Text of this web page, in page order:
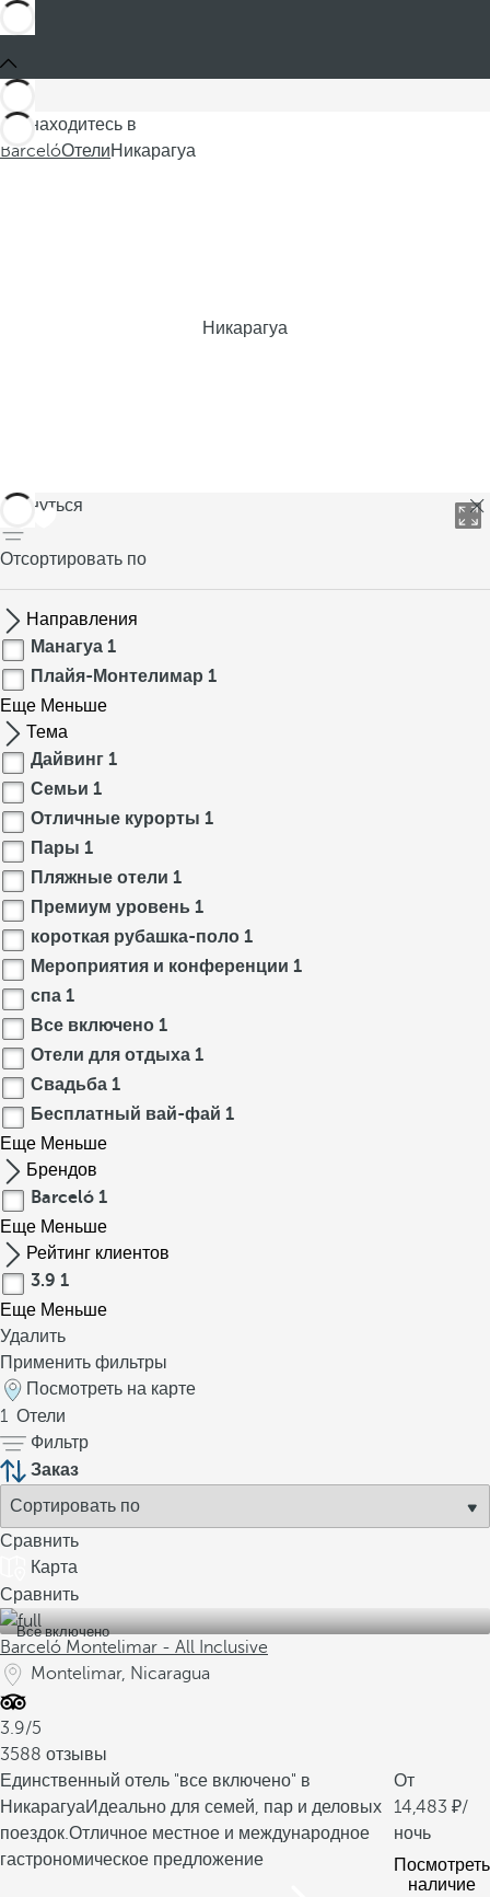
Вы находитесь в
BarcelóОтелиНикарагуа
Никарагуа
вернуться
Отсортировать по
Направления
Манагуа 1
Плайя-Монтелимар 1
Еще Меньше
Тема
Дайвинг 1
Семьи 1
Отличные курорты 1
Пары 1
Пляжные отели 1
Премиум уровень 1
короткая рубашка-поло 1
Мероприятия и конференции 1
спа 1
Все включено 1
Отели для отдыха 1
Свадьба 1
Бесплатный вай-фай 1
Еще Меньше
Брендов
Barceló 1
Еще Меньше
Рейтинг клиентов
3.9 1
Еще Меньше
Удалить
Применить фильтры
Посмотреть на карте
1 Отели
Фильтр
Заказ
Сравнить
Карта
Сравнить
Все включено
Barceló Montelimar - All Inclusive
Montelimar, Nicaragua
3.9/5
3588 отзывы
Единственный отель "все включено" в
НикарагуаИдеально для семей, пар и деловых
поездок.Отличное местное и международное
гастрономическое предложение
От
14,483
/
ночь
Посмотреть
наличие